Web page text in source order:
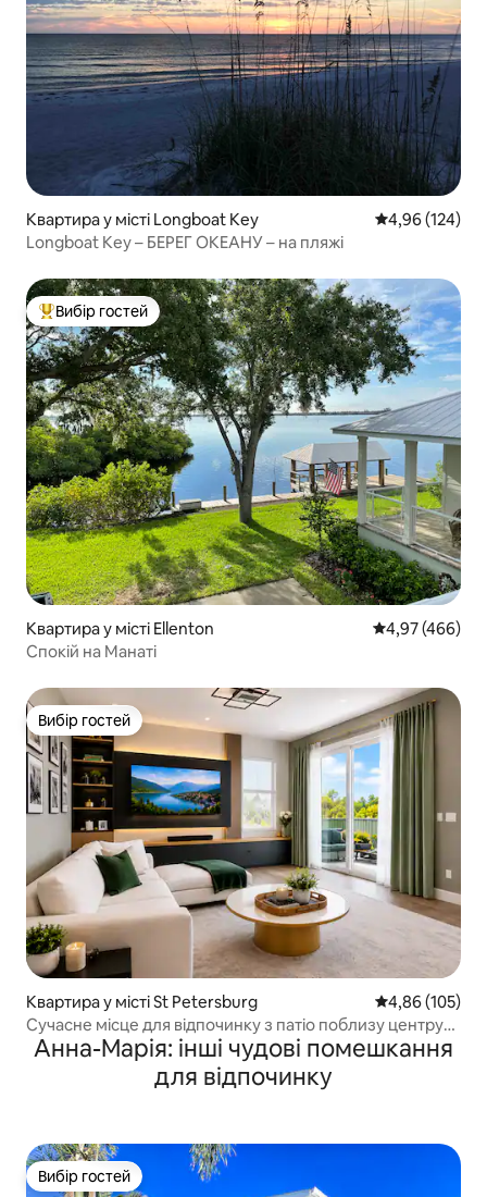
Квартира у місті Longboat Key Середня
4,96 (124)
Longboat Key – БЕРЕГ ОКЕАНУ – на пляжі
Топ вибір гостей
Вибір гостей
Квартира у місті Ellenton Середня
4,97 (466)
Спокій на Манаті
Вибір гостей
Вибір гостей
Квартира у місті St Petersburg Середня
4,86 (105)
Сучасне місце для відпочинку з патіо поблизу центру
міста
Анна-Марія: інші чудові помешкання
для відпочинку
Вибір гостей
Вибір гостей